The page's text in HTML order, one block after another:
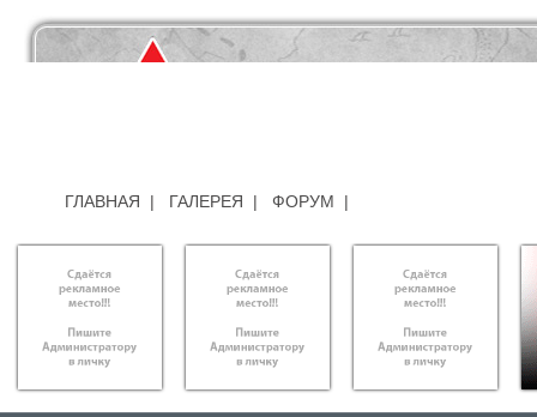
ГЛАВНАЯ | ГАЛЕРЕЯ | ФОРУМ |